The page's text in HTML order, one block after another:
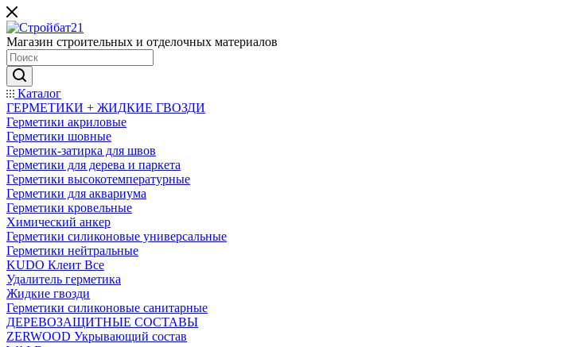
Магазин строительных и отделочных материалов
Каталог
ГЕРМЕТИКИ + ЖИДКИЕ ГВОЗДИ
Герметики акриловые
Герметики шовные
Герметик-затирка для швов
Герметики для дерева и паркета
Герметики высокотемпературные
Герметики для аквариума
Герметики кровельные
Химический анкер
Герметики силиконовые универсальные
Герметики нейтральные
KUDO Клеит Все
Удалитель герметика
Жидкие гвозди
Герметики силиконовые санитарные
ДЕРЕВОЗАЩИТНЫЕ СОСТАВЫ
ZERWOOD Укрывающий состав